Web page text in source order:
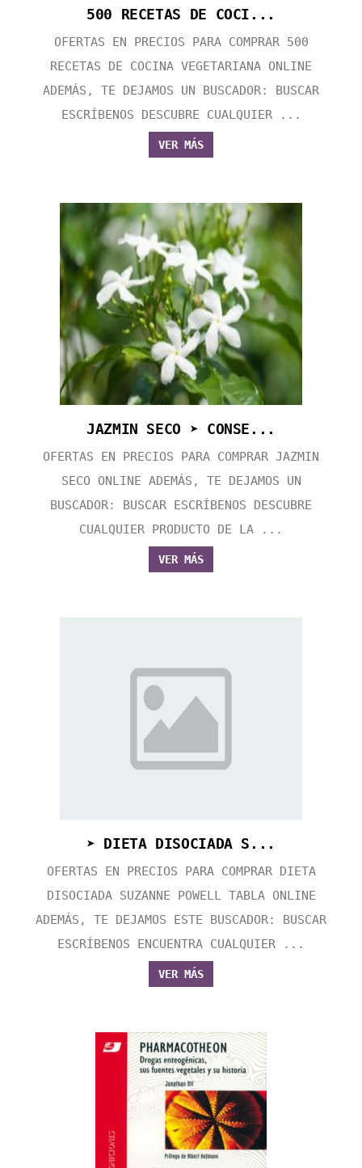
500 RECETAS DE COCI...
OFERTAS EN PRECIOS PARA COMPRAR 500
RECETAS DE COCINA VEGETARIANA ONLINE
ADEMÁS, TE DEJAMOS UN BUSCADOR: BUSCAR
ESCRÍBENOS DESCUBRE CUALQUIER ...
VER MÁS
JAZMIN SECO ➤ CONSE...
OFERTAS EN PRECIOS PARA COMPRAR JAZMIN
SECO ONLINE ADEMÁS, TE DEJAMOS UN
BUSCADOR: BUSCAR ESCRÍBENOS DESCUBRE
CUALQUIER PRODUCTO DE LA ...
VER MÁS
➤ DIETA DISOCIADA S...
OFERTAS EN PRECIOS PARA COMPRAR DIETA
DISOCIADA SUZANNE POWELL TABLA ONLINE
ADEMÁS, TE DEJAMOS ESTE BUSCADOR: BUSCAR
ESCRÍBENOS ENCUENTRA CUALQUIER ...
VER MÁS